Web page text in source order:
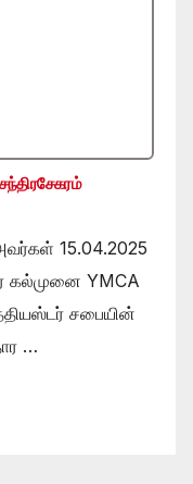
15.04.2025
கல்முனை YMCA
சபையின்
…